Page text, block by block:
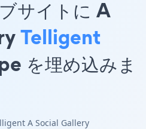
サイトに A
Telligent
を埋め込みま
A Social Gallery